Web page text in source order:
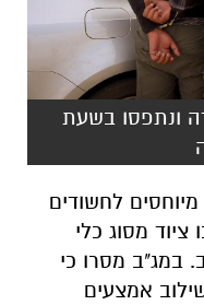
ונתפסו בשעת
לחשודים
מסוג כלי
במג"ב מסרו כי
אמצעים